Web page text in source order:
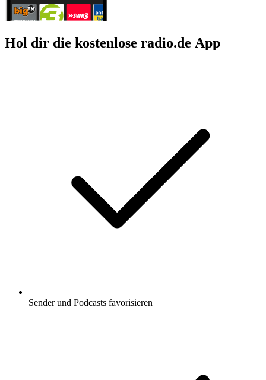
Hol dir die kostenlose radio.de App
Sender und Podcasts favorisieren